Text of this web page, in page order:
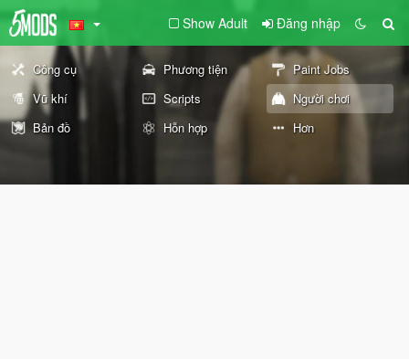
Show Adult Đăng nhập
Công cụ Phương tiện
Paint Jobs
Vũ khí
Scripts
Người chơi
Bản đồ
Hỗn hợp Hơn